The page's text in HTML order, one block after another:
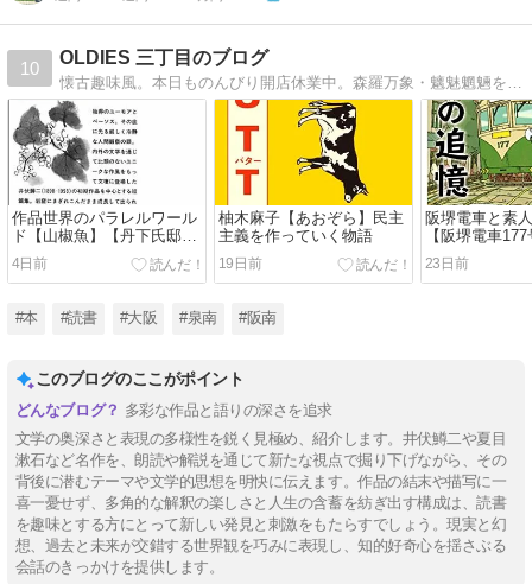
10
OLDIES 三丁目のブログ
作品世界のパラレルワール
ド【山椒魚】【丹下氏邸】
井伏鱒二
4日前
柚木麻子【あおぞら】民主
主義を作っていく物語
19日前
阪堺電車と素
【阪堺電車
23日前
#本 #読書 #大阪 #泉南 #阪南
このブログのここがポイント
多彩な作品と語りの深さを追求
文学の奥深さと表現の多様性を鋭く見極め、紹介します。井伏鱒二や夏目
漱石など名作を、朗読や解説を通じて新たな視点で掘り下げながら、その
背後に潜むテーマや文学的思想を明快に伝えます。作品の結末や描写に一
喜一憂せず、多角的な解釈の楽しさと人生の含蓄を紡ぎ出す構成は、読書
を趣味とする方にとって新しい発見と刺激をもたらすでしょう。現実と幻
想、過去と未来が交錯する世界観を巧みに表現し、知的好奇心を揺さぶる
会話のきっかけを提供します。